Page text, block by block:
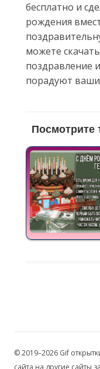
бесплатно и
рождения
можете
поздравление
порадуют
Посмотрите
© 2019–2026 Gif
сайта на другие сайты